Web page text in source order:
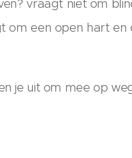
vraagt niet om
om een open hart en
je uit om mee op